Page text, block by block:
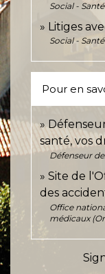
Social - Santé
Litiges
Social - Santé
Pour en
santé, vos
Défenseur
Site de
des
Office
médicaux